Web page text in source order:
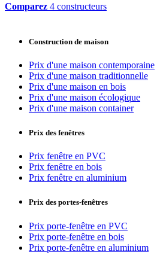
Comparez 4 constructeurs
Construction de maison
Prix d'une maison contemporaine
Prix d'une maison traditionnelle
Prix d'une maison en bois
Prix d'une maison écologique
Prix d'une maison container
Prix des fenêtres
Prix fenêtre en PVC
Prix fenêtre en bois
Prix fenêtre en aluminium
Prix des portes-fenêtres
Prix porte-fenêtre en PVC
Prix porte-fenêtre en bois
Prix porte-fenêtre en aluminium